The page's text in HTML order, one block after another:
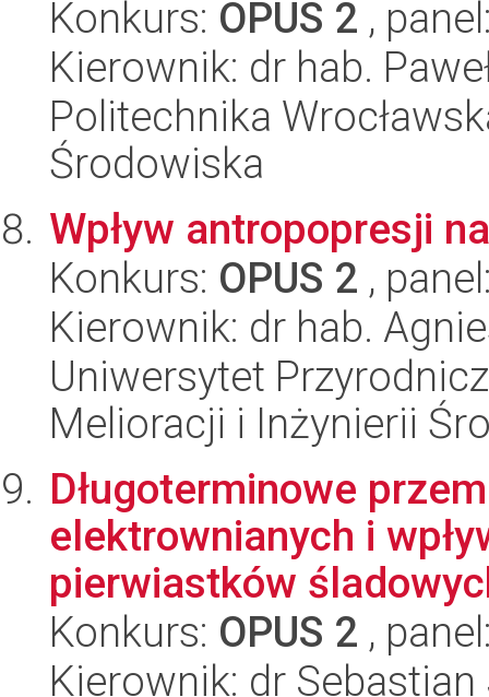
Konkurs: OPUS 2 ,
Kierownik: dr hab.
Politechnika
Środowiska
Wpływ antropopresji
Konkurs: OPUS 2 ,
Kierownik: dr hab.
Uniwersytet
Melioracji i Inżynierii
Długoterminowe
elektrownianych i
pierwiastków
Konkurs: OPUS 2 ,
Kierownik: dr